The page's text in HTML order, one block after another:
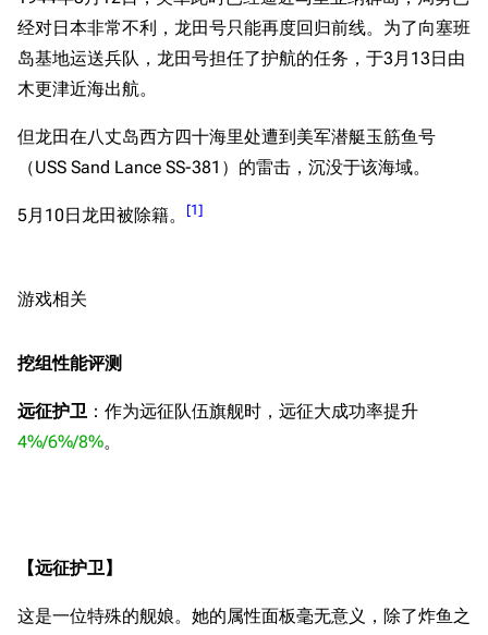
经对日本非常不利，龙田号只能再度回归前线。为了向塞班
岛基地运送兵队，龙田号担任了护航的任务，于3月13日由
木更津近海出航。
但龙田在八丈岛西方四十海里处遭到美军潜艇玉筋鱼号
（USS Sand Lance SS-381）的雷击，沉没于该海域。
5月10日龙田被除籍。 [1]
游戏相关
挖组性能评测
远征护卫 ：作为远征队伍旗舰时，远征大成功率提升
4%/6%/8%。
【远征护卫】
这是一位特殊的舰娘。她的属性面板毫无意义，除了炸鱼之